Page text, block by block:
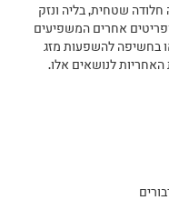
שטחית, בליה ונזק
אחרים המשפיעים
בחשיפה להשפעות מזג
לנושאים אלו.